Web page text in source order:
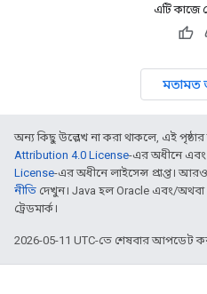
এটি কাজে
মতামত
অন্য কিছু উল্লেখ না করা থাকলে, এই পৃষ্ঠার
Attribution 4.0 License-এর অধীনে
License-এর অধীনে লাইসেন্স প্রাপ্ত।
নীতি দেখুন। Java হল Oracle এবং/অথবা
ট্রেডমার্ক।
2026-05-11 UTC-তে শেষবার আপডেট